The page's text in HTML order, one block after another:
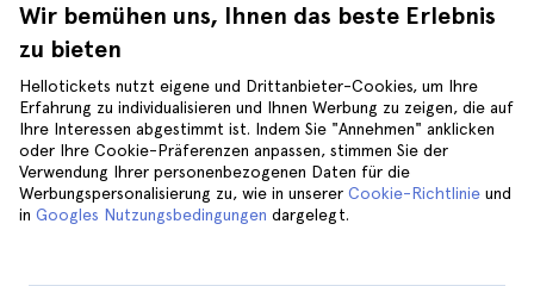
Wir bemühen uns, Ihnen das beste Erlebnis
zu bieten
Hellotickets nutzt eigene und Drittanbieter-Cookies, um Ihre
Erfahrung zu individualisieren und Ihnen Werbung zu zeigen, die auf
Ihre Interessen abgestimmt ist. Indem Sie "Annehmen" anklicken
oder Ihre Cookie-Präferenzen anpassen, stimmen Sie der
Verwendung Ihrer personenbezogenen Daten für die
Werbungspersonalisierung zu, wie in unserer Cookie-Richtlinie und
in Googles Nutzungsbedingungen dargelegt.
Datenschutz
Allgemeine
Geschäftsbedingungen
Cookies
Impressum
Granada
Teneriffa
Hilfe
Folge uns auf